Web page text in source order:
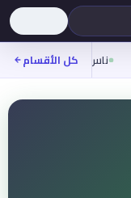
ناس روح
كل الأقسام